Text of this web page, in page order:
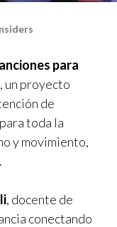
para
, un proyecto
de
toda la
y movimiento,
, docente de
conectando